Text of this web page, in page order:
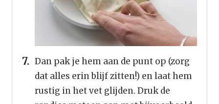
Dan pak je hem aan de punt op (zorg
dat alles erin blijf zitten!) en laat hem
rustig in het vet glijden. Druk de